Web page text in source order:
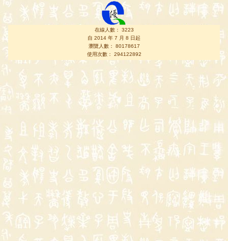
在線人數： 3223
自 2014 年 7 月 8 日起
瀏覽人數： 80178617
使用次數： 294122892